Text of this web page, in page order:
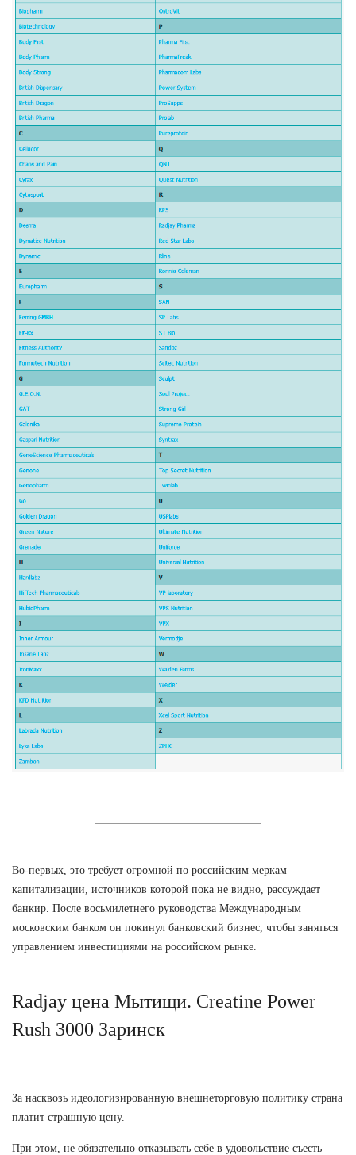
Во-первых, это требует огромной по российским меркам
капитализации, источников которой пока не видно, рассуждает
банкир. После восьмилетнего руководства Международным
московским банком он покинул банковский бизнес, чтобы заняться
управлением инвестициями на российском рынке.
Radjay цена Мытищи. Сreatine Power
Rush 3000 Заринск
За насквозь идеологизированную внешнеторговую политику страна
платит страшную цену.
При этом, не обязательно отказывать себе в удовольствие съесть